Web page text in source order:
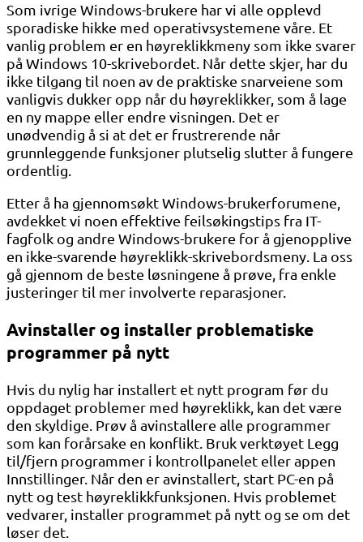
Som ivrige Windows-brukere har vi alle opplevd
sporadiske hikke med operativsystemene våre. Et
vanlig problem er en høyreklikkmeny som ikke svarer
på Windows 10-skrivebordet. Når dette skjer, har du
ikke tilgang til noen av de praktiske snarveiene som
vanligvis dukker opp når du høyreklikker, som å lage
en ny mappe eller endre visningen. Det er
unødvendig å si at det er frustrerende når
grunnleggende funksjoner plutselig slutter å fungere
ordentlig.
Etter å ha gjennomsøkt Windows-brukerforumene,
avdekket vi noen effektive feilsøkingstips fra IT-
fagfolk og andre Windows-brukere for å gjenopplive
en ikke-svarende høyreklikk-skrivebordsmeny. La oss
gå gjennom de beste løsningene å prøve, fra enkle
justeringer til mer involverte reparasjoner.
Avinstaller og installer problematiske
programmer på nytt
Hvis du nylig har installert et nytt program før du
oppdaget problemer med høyreklikk, kan det være
den skyldige. Prøv å avinstallere alle programmer
som kan forårsake en konflikt. Bruk verktøyet Legg
til/fjern programmer i kontrollpanelet eller appen
Innstillinger. Når den er avinstallert, start PC-en på
nytt og test høyreklikkfunksjonen. Hvis problemet
vedvarer, installer programmet på nytt og se om det
løser det.